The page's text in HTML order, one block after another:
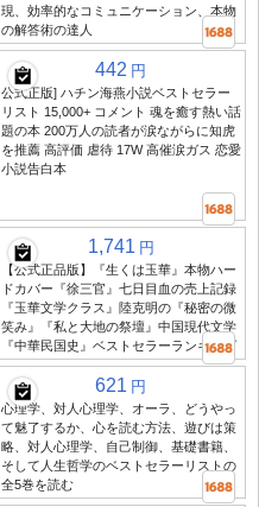
現、効率的なコミュニケーション、本物
の解答術の達人
442 円
公式正版] ハチン海燕小説ベストセラー
リスト 15,000+ コメント 魂を癒す熱い話
題の本 200万人の読者が涙ながらに知虎
を推薦 高評価 虐待 17W 高催涙ガス 恋愛
小説告白本
1,741 円
【公式正品版】『生くは玉華』本物ハー
ドカバー『徐三官』七日目血の売上記録
『玉華文学クラス』陸克明の『秘密の微
笑み』『私と大地の祭壇』中国現代文学
『中華民国史』ベストセラーランキング
621 円
心理学、対人心理学、オーラ、どうやっ
て魅了するか、心を読む方法、遊びは策
略、対人心理学、自己制御、基礎書籍、
そして人生哲学のベストセラーリストの
全5巻を読む